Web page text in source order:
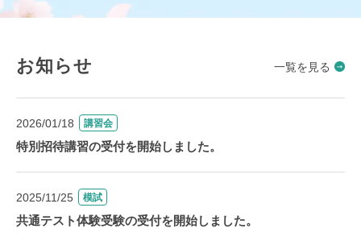
お知らせ 一覧を見る
2026/01/18 講習会
特別招待講習の受付を開始しました。
2025/11/25 模試
共通テスト体験受験の受付を開始しました。